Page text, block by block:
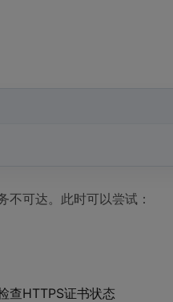
不可达。此时可以尝试：
查HTTPS证书状态